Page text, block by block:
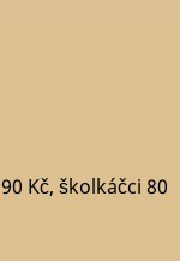
Kč, školkáčci 80